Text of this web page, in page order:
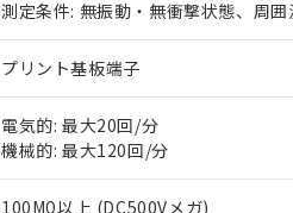
測定条件: 無振動・無衝撃状態、
プリント基板端子
電気的: 最大20回/分
機械的: 最大120回/分
100MΩ以上 (DC500Vメガ)
本サービスは、当社制御機
くものです。
のであり、閲覧された時点
い。
正式な納期状況および標準
*EU RoHS指令（10物質）：
六価クロム(Cr(Ⅵ)) 1000ppm以下、ポリ臭
但し、RoHS指令で産業用監視および制御
フタル酸エステル類の４物質については閾
「×」：最大均質材料含有率が中
*中国RoHS10物質の基準値 (GB/T26572)：
Pb(鉛) :1000ppm、 Hg(水銀) : 1000ppm、
Cr(Ⅵ)(六価クロム) : 1000ppm、 PBBs(ポ
DBP(フタル酸ジブチル) : 1000ppm、
当社は、これら貴社製品の
う）を輸出または国外への
当社は規制貨物を破棄する
ます。
当社は貴社製品を、核兵器
置等に一切使用いたしませ
記
号
説明
○ 一定数以上の在庫あり